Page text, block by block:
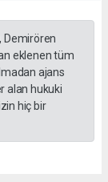
Demirören
eklenen tüm
ajans
alan hukuki
hiç bir